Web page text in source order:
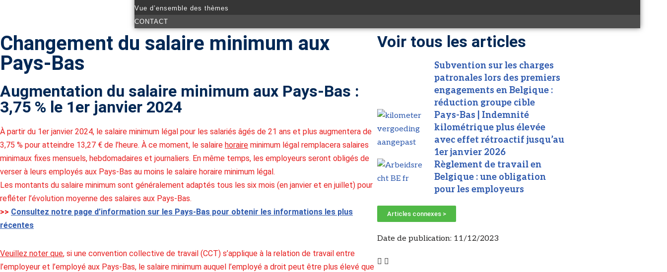
Vue d’ensemble des thèmes
CONTACT
Changement du salaire minimum aux
Pays-Bas
Augmentation du salaire minimum aux Pays-Bas :
3,75 % le 1er janvier 2024
À partir du 1er janvier 2024, le salaire minimum légal pour les salariés âgés de 21 ans et plus augmentera de
3,75 % pour atteindre 13,27 € de l’heure. À ce moment, le salaire horaire minimum légal remplacera salaires
minimaux fixes mensuels, hebdomadaires et journaliers. En même temps, les employeurs seront obligés de
verser à leurs employés aux Pays-Bas au moins le salaire horaire minimum légal.
Les montants du salaire minimum sont généralement adaptés tous les six mois (en janvier et en juillet) pour
refléter l’évolution moyenne des salaires aux Pays-Bas.
>> Consultez notre page d’information sur les Pays-Bas pour obtenir les informations les plus
récentes
Veuillez noter que, si une convention collective de travail (CCT) s’applique à la relation de travail entre
l’employeur et l’employé aux Pays-Bas, le salaire minimum auquel l’employé a droit peut être plus élevé que
Voir tous les articles
Subvention sur les charges
patronales lors des premiers
engagements en Belgique :
réduction groupe cible
Pays-Bas | Indemnité
kilométrique plus élevée
avec effet rétroactif jusqu’au
1er janvier 2026
Règlement de travail en
Belgique : une obligation
pour les employeurs
Articles connexes >
Date de publication: 11/12/2023